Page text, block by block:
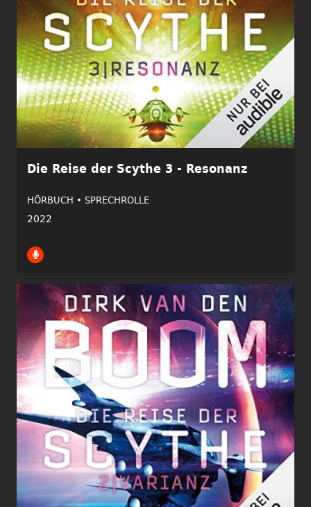
Die Reise der Scythe 3 - Resonanz
HÖRBUCH • SPRECHROLLE
2022